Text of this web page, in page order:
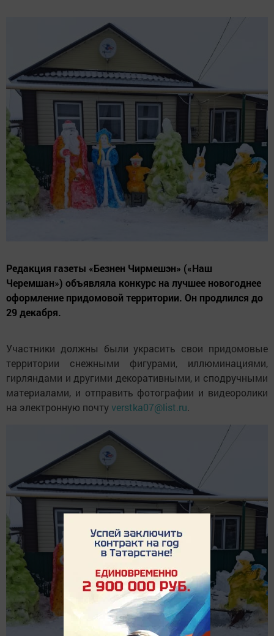
Редакция газеты «Безнен Чирмешэн» («Наш
Черемшан») объявляла конкурс на лучшее новогоднее
оформление придомовой территории. Он продлился до
29 декабря.
Участники должны были украсить свои придомовые
территории снежными фигурами, иллюминациями,
гирляндами и другими декоративными, и сподручными
материалами, и отправить фотографии и видеоролики
на электронную почтуverstka07@list.ru.